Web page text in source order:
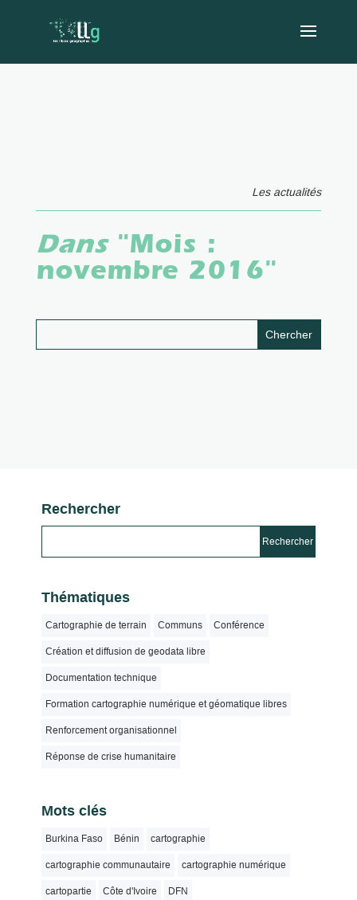
Les actualités
Dans"Mois :
novembre 2016"
Rechercher
Thématiques
Cartographie de terrain Communs Conférence
Création et diffusion de geodata libre
Documentation technique
Formation cartographie numérique et géomatique libres
Renforcement organisationnel
Réponse de crise humanitaire
Mots clés
Burkina Faso Bénin cartographie
cartographie communautaire cartographie numérique
cartopartie Côte d'Ivoire DFN